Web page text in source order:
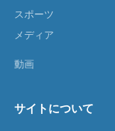
スポーツ
メディア
動画
サイトについて